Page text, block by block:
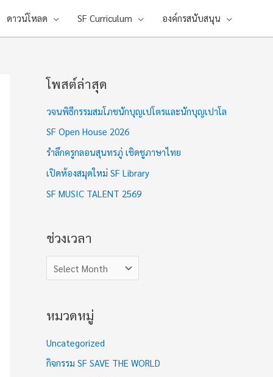
ดาวน์โหลด SF Curriculum องค์กรสนับสนุน
โพสต์ล่าสุด
วจนพิธีกรรมสมโภชนักบุญเปโตรและนักบุญเปาโล
SF Open House 2026
รำลึกครูกลอนสุนทรภู่ เชิดชูภาษาไทย
เปิดห้องสมุดใหม่ SF Library
SF MUSIC TALENT 2569
ช่วงเวลา
ช่
ง
เ
ว
ล
า
หมวดหมู่
Uncategorized
กิจกรรม SF SAVE THE WORLD